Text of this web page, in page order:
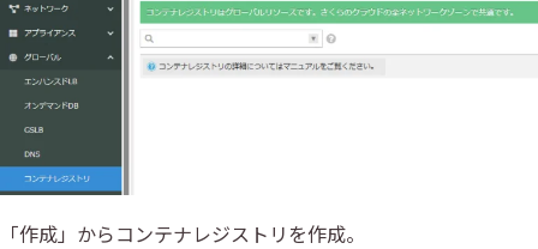
「作成」からコンテナレジストリを作成。